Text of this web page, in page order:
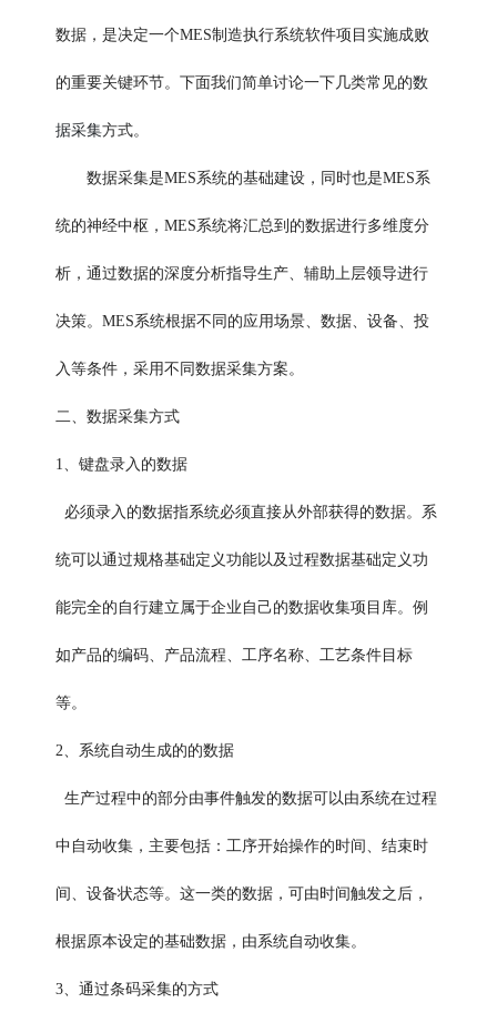
数据，是决定一个MES制造执行系统软件项目实施成败
的重要关键环节。下面我们简单讨论一下几类常见的数
据采集方式。
数据采集是MES系统的基础建设，同时也是MES系
统的神经中枢，MES系统将汇总到的数据进行多维度分
析，通过数据的深度分析指导生产、辅助上层领导进行
决策。MES系统根据不同的应用场景、数据、设备、投
入等条件，采用不同数据采集方案。
二、数据采集方式
1、键盘录入的数据
必须录入的数据指系统必须直接从外部获得的数据。系
统可以通过规格基础定义功能以及过程数据基础定义功
能完全的自行建立属于企业自己的数据收集项目库。例
如产品的编码、产品流程、工序名称、工艺条件目标
等。
2、系统自动生成的的数据
生产过程中的部分由事件触发的数据可以由系统在过程
中自动收集，主要包括：工序开始操作的时间、结束时
间、设备状态等。这一类的数据，可由时间触发之后，
根据原本设定的基础数据，由系统自动收集。
3、通过条码采集的方式